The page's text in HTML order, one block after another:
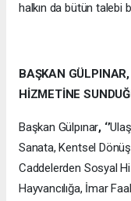
halkın da bütün talebi
BAŞKAN
HİZMETİNE
Başkan Gülpınar, ‘’
Sanata, Kentsel
Caddelerden Sosyal
Hayvancılığa, İmar